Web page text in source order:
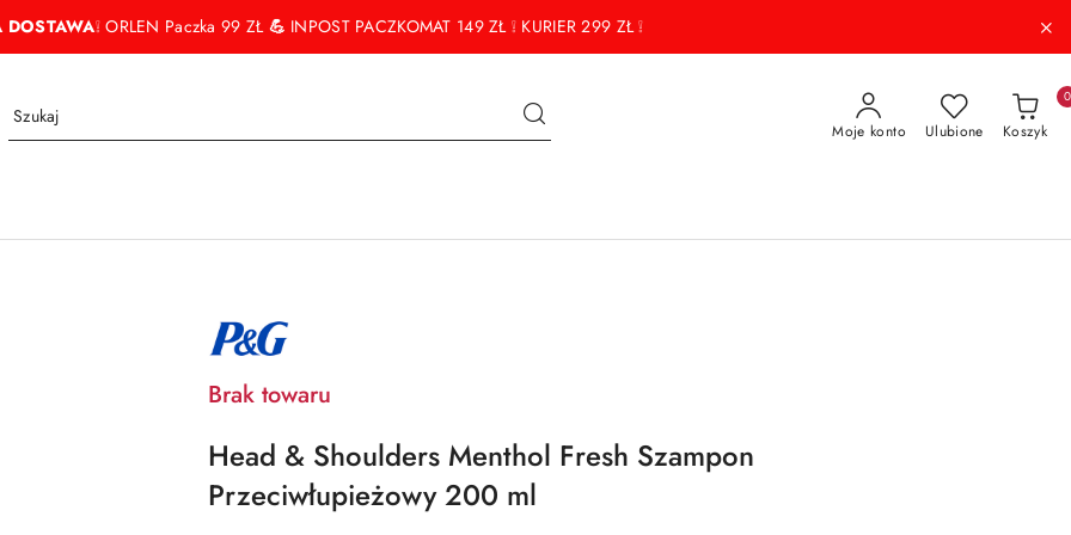
DOSTAWA❕ ORLEN Paczka 99 ZŁ💪 INPOST PACZKOMAT 149 ZŁ ❕ KURIER 299 ZŁ ❕
Moje konto Ulubione Koszyk
0
NAZWA
PRODUCENTA:
PROCTER
GAMBLE
Brak towaru
Head & Shoulders Menthol Fresh Szampon
Przeciwłupieżowy 200 ml